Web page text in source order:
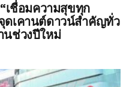
เชื่อมความสุขทุก
ดเคานต์ดาวน์สำคัญทั่ว
นช่วงปีใหม่